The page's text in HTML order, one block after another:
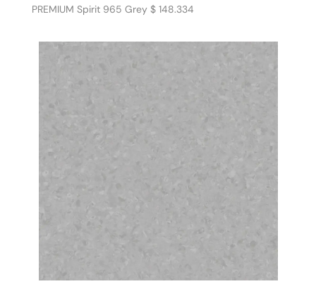
PREMIUM Spirit 965 Grey $ 148.334